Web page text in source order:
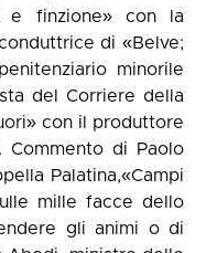
e finzione» con la
di «Belve;
minorile
del Corriere della
con il produttore
Commento di Paolo
Palatina,«Campi
mille facce dello
gli animi o di